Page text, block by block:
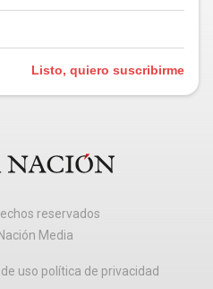
Listo, quiero suscribirme
reservados
Media
uso política de privacidad